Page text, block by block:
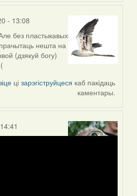
- 13:08
без пластыкавых
нешта на
(дзякуй богу)
цізарэгіструйцеся каб пакідаць
каментары.